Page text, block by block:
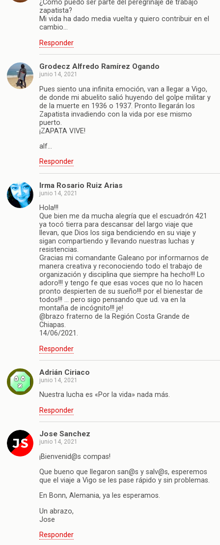
¿Cómo puedo ser parte del peregrinaje de trabajo
zapatista?
Mi vida ha dado media vuelta y quiero contribuir en el
cambio…
Responder
Grodecz Alfredo Ramírez Ogando
junio 14, 2021
Pues siento una infinita emoción, van a llegar a Vigo,
de donde mi abuelito salió huyendo del golpe militar y
de la muerte en 1936 o 1937. Pronto llegarán los
Zapatista invadiendo con la vida por ese mismo
puerto.
¡ZAPATA VIVE!
alf…
Responder
Irma Rosario Ruiz Arias
junio 14, 2021
Hola!!!
Que bien me da mucha alegría que el escuadrón 421
ya tocó tierra para descansar del largo viaje que
llevan, que Dios los siga bendiciendo en su viaje y
sigan compartiendo y llevando nuestras luchas y
resistencias.
Gracias mi comandante Galeano por informarnos de
manera creativa y reconociendo todo el trabajo de
organización y disciplina que siempre ha hecho!!! Lo
adoro!!! y tengo fe que esas voces que no lo hacen
pronto despierten de su sueño!!! por el bienestar de
todos!!! … pero sigo pensando que ud. va en la
montaña de incógnito!!! je!
@brazo fraterno de la Región Costa Grande de
Chiapas.
14/06/2021.
Responder
Adrián Ciriaco
junio 14, 2021
Nuestra lucha es «Por la vida» nada más.
Responder
Jose Sanchez
junio 14, 2021
¡Bienvenid@s compas!
Que bueno que llegaron san@s y salv@s, esperemos
que el viaje a Vigo se les pase rápido y sin problemas.
En Bonn, Alemania, ya les esperamos.
Un abrazo,
Jose
Responder